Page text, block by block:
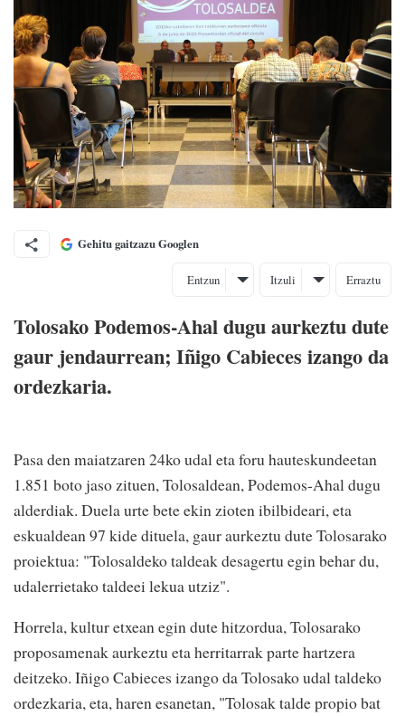
Gehitu gaitzazu Googlen
Entzun Itzuli Erraztu
Tolosako Podemos-Ahal dugu aurkeztu dute
gaur jendaurrean; Iñigo Cabieces izango da
ordezkaria.
Pasa den maiatzaren 24ko udal eta foru hauteskundeetan
1.851 boto jaso zituen, Tolosaldean, Podemos-Ahal dugu
alderdiak. Duela urte bete ekin zioten ibilbideari, eta
eskualdean 97 kide dituela, gaur aurkeztu dute Tolosarako
proiektua: "Tolosaldeko taldeak desagertu egin behar du,
udalerrietako taldeei lekua utziz".
Horrela, kultur etxean egin dute hitzordua, Tolosarako
proposamenak aurkeztu eta herritarrak parte hartzera
deitzeko. Iñigo Cabieces izango da Tolosako udal taldeko
ordezkaria, eta, haren esanetan, "Tolosak talde propio bat